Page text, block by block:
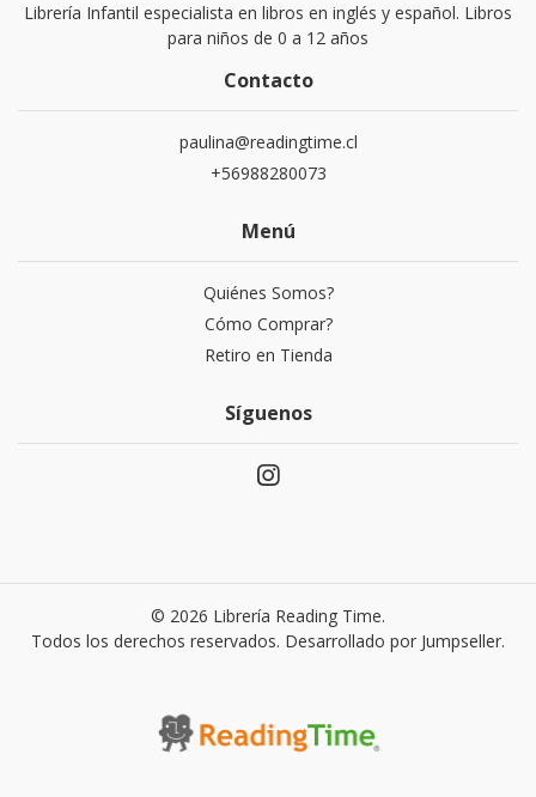
Librería Infantil especialista en libros en inglés y español. Libros
para niños de 0 a 12 años
Contacto
paulina@readingtime.cl
+56988280073
Menú
Quiénes Somos?
Cómo Comprar?
Retiro en Tienda
Síguenos
© 2026 Librería Reading Time.
Todos los derechos reservados. Desarrollado por Jumpseller.